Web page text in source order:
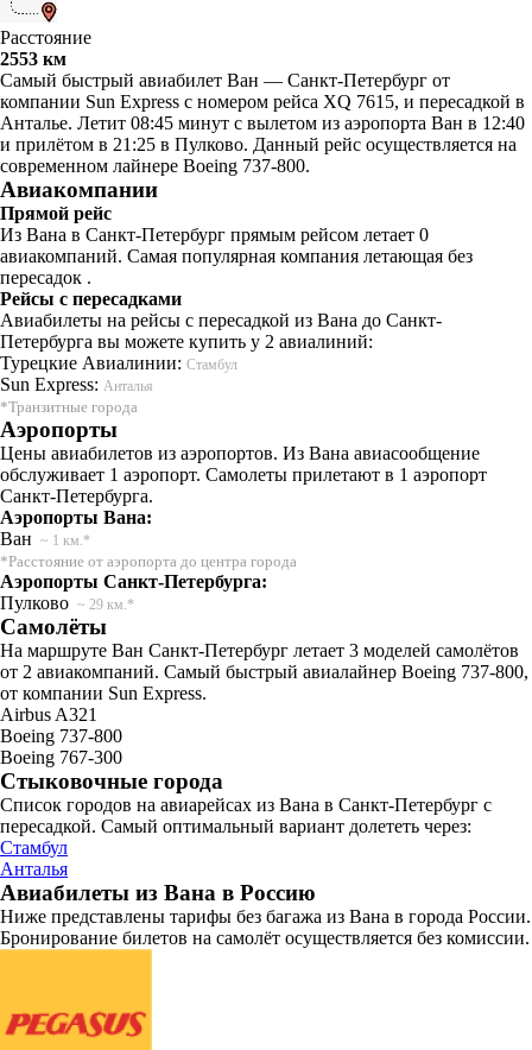
Расстояние
2553 км
Самый быстрый авиабилет Ван — Санкт-Петербург от
компании Sun Express с номером рейса XQ 7615, и пересадкой в
Анталье. Летит 08:45 минут с вылетом из аэропорта Ван в 12:40
и прилётом в 21:25 в Пулково. Данный рейс осуществляется на
современном лайнере Boeing 737-800.
Авиакомпании
Прямой рейс
Из Вана в Санкт-Петербург прямым рейсом летает 0
авиакомпаний. Самая популярная компания летающая без
пересадок .
Рейсы с пересадками
Авиабилеты на рейсы с пересадкой из Вана до Санкт-
Петербурга вы можете купить у 2 авиалиний:
Турецкие Авиалинии: Стамбул
Sun Express: Анталья
*Транзитные города
Аэропорты
Цены авиабилетов из аэропортов. Из Вана авиасообщение
обслуживает 1 аэропорт. Самолеты прилетают в 1 аэропорт
Санкт-Петербурга.
Аэропорты Вана:
Ван ~ 1 км.*
*Расстояние от аэропорта до центра города
Аэропорты Санкт-Петербурга:
Пулково ~ 29 км.*
Самолёты
На маршруте Ван Санкт-Петербург летает 3 моделей самолётов
от 2 авиакомпаний. Самый быстрый авиалайнер Boeing 737-800,
от компании Sun Express.
Airbus A321
Boeing 737-800
Boeing 767-300
Стыковочные города
Список городов на авиарейсах из Вана в Санкт-Петербург с
пересадкой. Самый оптимальный вариант долететь через:
Стамбул
Анталья
Авиабилеты из Вана в Россию
Ниже представлены тарифы без багажа из Вана в города России.
Бронирование билетов на самолёт осуществляется без комиссии.